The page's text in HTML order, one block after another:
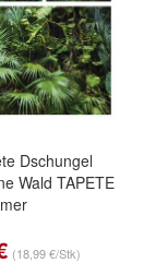
Dschungel
Wald TAPETE
cm - 1 Bahn
(18,99 €/Stk)